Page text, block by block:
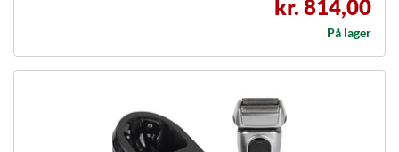
kr. 814,00
På lager